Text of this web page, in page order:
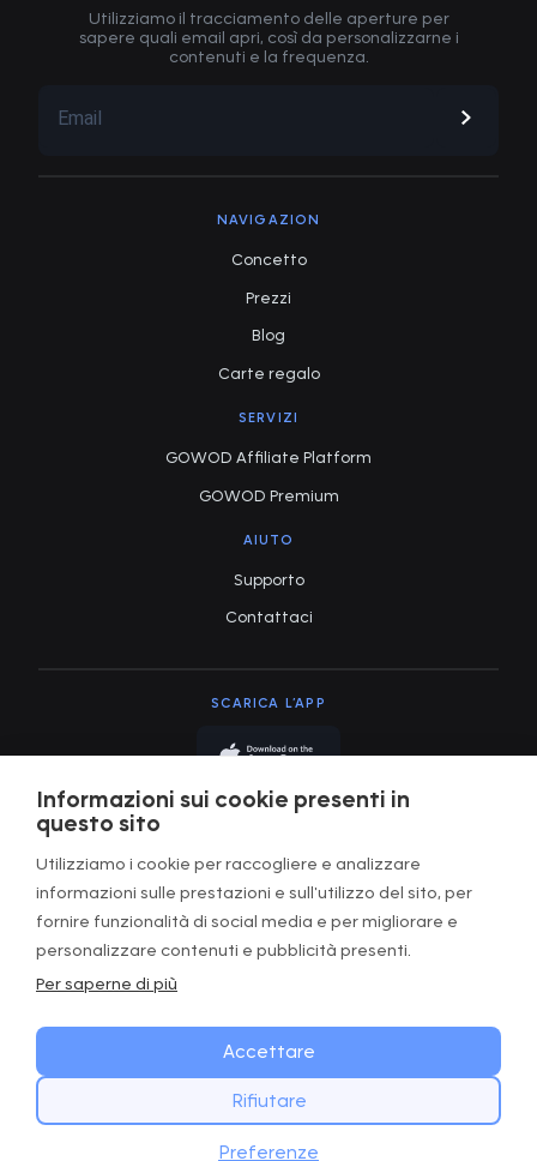
Informazioni sui cookie presenti in
questo sito
Utilizziamo i cookie per raccogliere e analizzare
informazioni sulle prestazioni e sull'utilizzo del sito, per
fornire funzionalità di social media e per migliorare e
personalizzare contenuti e pubblicità presenti.
Per saperne di più
Accettare
Rifiutare
Preferenze
Scarica
Utilizziamo il tracciamento delle aperture per
sapere quali email apri, così da personalizzarne i
contenuti e la frequenza.
NAVIGAZION
Concetto
Prezzi
Blog
Carte regalo
SERVIZI
GOWOD Affiliate Platform
GOWOD Premium
AIUTO
Supporto
Contattaci
SCARICA L’APP
Informativa sulla privacy
Gestire i cookie
Copyright © GOWOD2026. All Rights Reserved.
Website with Digital Mast